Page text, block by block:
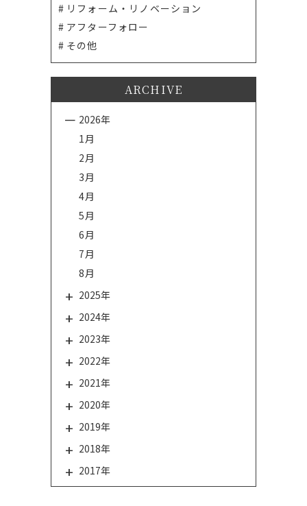
リフォーム・リノベーション
アフターフォロー
その他
ARCHIVE
2026年
1月
2月
3月
4月
5月
6月
7月
8月
2025年
2024年
2023年
2022年
2021年
2020年
2019年
2018年
2017年